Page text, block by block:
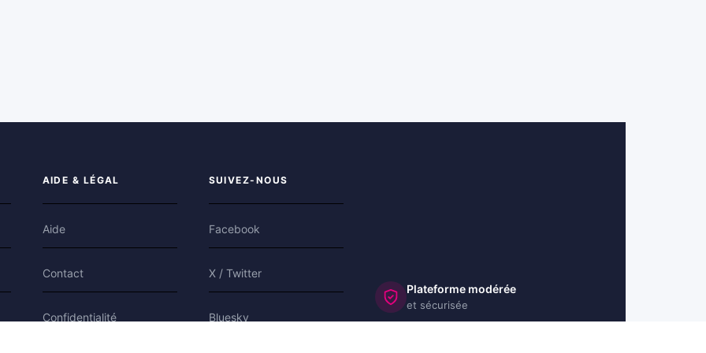
AIDE & LÉGAL
Aide
Contact
Confidentialité
SUIVEZ-NOUS
Facebook
X / Twitter
Bluesky
Plateforme modérée
et sécurisée